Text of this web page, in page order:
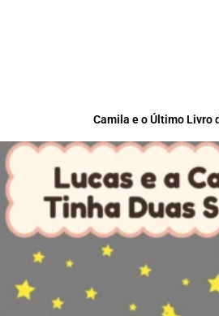
Camila e o Último Livro